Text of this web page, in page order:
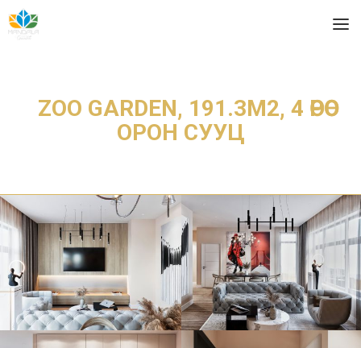
ZOO GARDEN, 191.3М2, 4 ӨРӨӨ
ОРОН СУУЦ